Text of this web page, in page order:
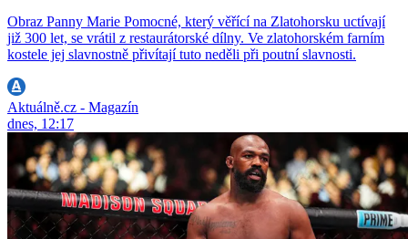
Obraz Panny Marie Pomocné, který věřící na Zlatohorsku uctívají
již 300 let, se vrátil z restaurátorské dílny. Ve zlatohorském farním
kostele jej slavnostně přivítají tuto neděli při poutní slavnosti.
Aktuálně.cz - Magazín
dnes, 12:17